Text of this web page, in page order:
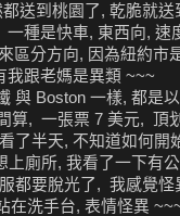
送到桃園了, 乾脆就
種是快車, 東西向,
區分方向, 因為紐約
跟老媽是異類 ~~~
與 Boston 一樣, 都
算, 一張票 7 美元, 頂
了半天, 不知道如何
上廁所, 我看了一下有
都要脫光了, 我感覺
在洗手台, 表情怪異